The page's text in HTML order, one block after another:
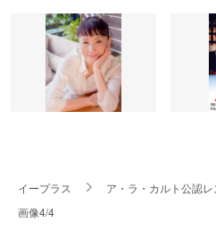
イープラス ア・ラ・カルト公認レ
画像4/4